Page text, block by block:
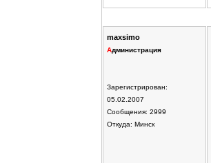
maxsimo
Администрация
Зарегистрирован:
05.02.2007
Сообщения: 2999
Откуда: Минск